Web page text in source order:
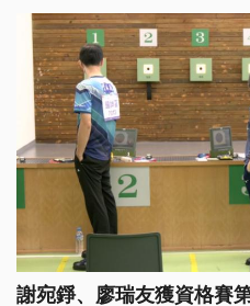
謝宛錚、廖瑞友獲資格賽